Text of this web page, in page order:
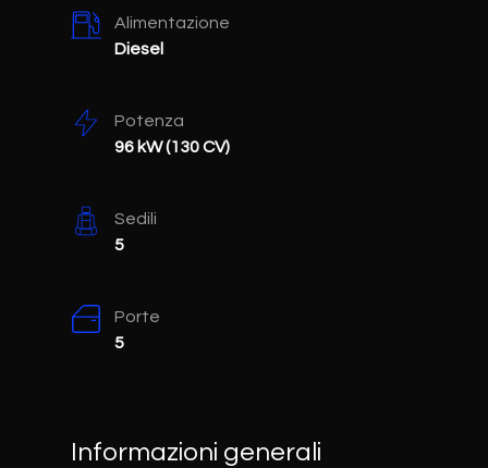
Alimentazione
Diesel
Potenza
96 kW (130 CV)
Sedili
5
Porte
5
Informazioni generali